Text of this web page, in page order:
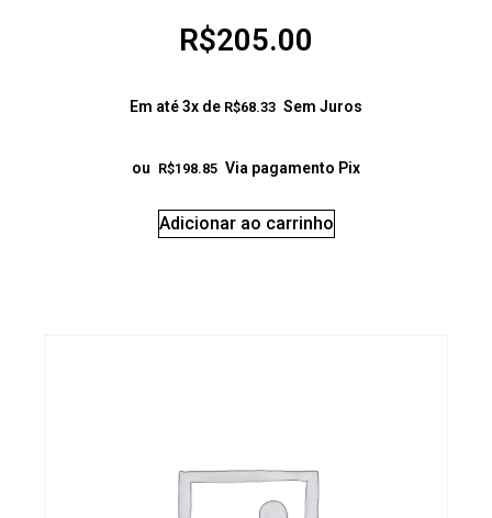
R$205.00
Em até 3x de R$68.33 Sem Juros
ou R$198.85 Via pagamento Pix
Adicionar ao carrinho